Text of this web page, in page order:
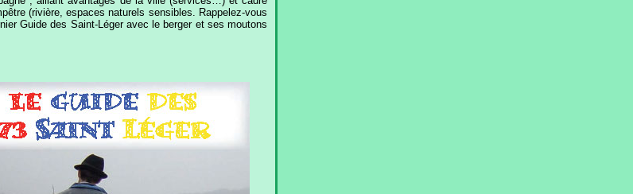
(rivière, espaces naturels sensibles. Rappelez-vous
Guide des Saint-Léger avec le berger et ses moutons